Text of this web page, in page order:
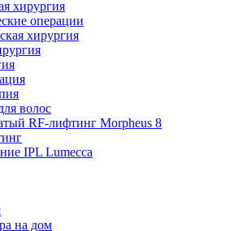
хирургия
операции
хирургия
волос
RF-лифтинг Morpheus 8
IPL Lumecca
на дом